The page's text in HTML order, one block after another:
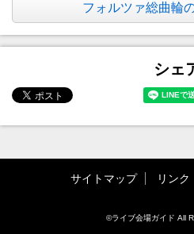
フォルツァ総曲輪
シェ
サイトマップ リンク
©ライブ会場ガイド All